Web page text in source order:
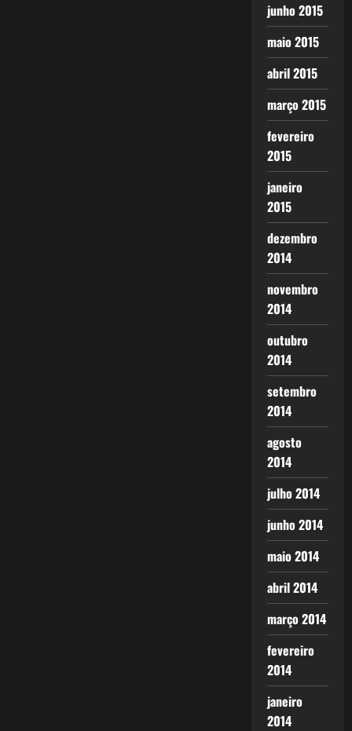
junho 2015
maio 2015
abril 2015
março 2015
fevereiro
2015
janeiro
2015
dezembro
2014
novembro
2014
outubro
2014
setembro
2014
agosto
2014
julho 2014
junho 2014
maio 2014
abril 2014
março 2014
fevereiro
2014
janeiro
2014